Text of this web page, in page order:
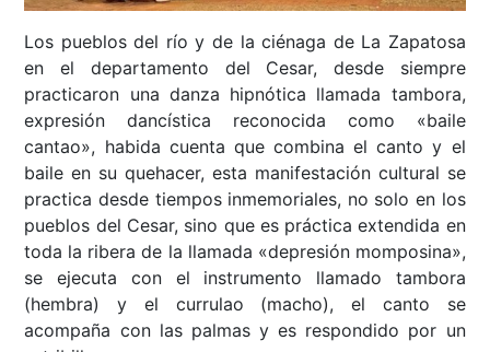
Los pueblos del río y de la ciénaga de La Zapatosa
en el departamento del Cesar, desde siempre
practicaron una danza hipnótica llamada tambora,
expresión dancística reconocida como «baile
cantao», habida cuenta que combina el canto y el
baile en su quehacer, esta manifestación cultural se
practica desde tiempos inmemoriales, no solo en los
pueblos del Cesar, sino que es práctica extendida en
toda la ribera de la llamada «depresión momposina»,
se ejecuta con el instrumento llamado tambora
(hembra) y el currulao (macho), el canto se
acompaña con las palmas y es respondido por un